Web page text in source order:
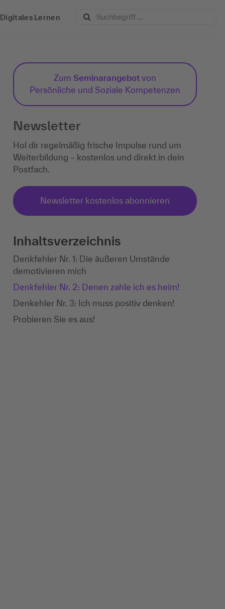
Digitales Lernen
Zum Seminarangebotvon
Persönliche und Soziale Kompetenzen
Newsletter
Hol dir regelmäßig frische Impulse rund um
Weiterbildung – kostenlos und direkt in dein
Postfach.
Newsletter kostenlos abonnieren
Inhaltsverzeichnis
Denkfehler Nr. 1: Die äußeren Umstände
demotivieren mich
Denkfehler Nr. 2: Denen zahle ich es heim!
Denkehler Nr. 3: Ich muss positiv denken!
Probieren Sie es aus!